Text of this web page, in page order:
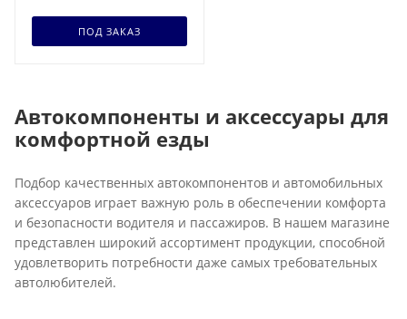
ПОД ЗАКАЗ
Автокомпоненты и аксессуары для
комфортной езды
Подбор качественных автокомпонентов и автомобильных
аксессуаров играет важную роль в обеспечении комфорта
и безопасности водителя и пассажиров. В нашем магазине
представлен широкий ассортимент продукции, способной
удовлетворить потребности даже самых требовательных
автолюбителей.